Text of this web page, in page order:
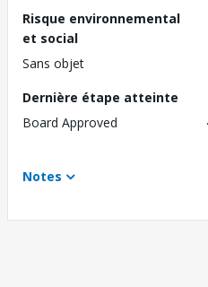
Risque environnemental
et social
Sans objet
Dernière étape atteinte
Board Approved
Notes